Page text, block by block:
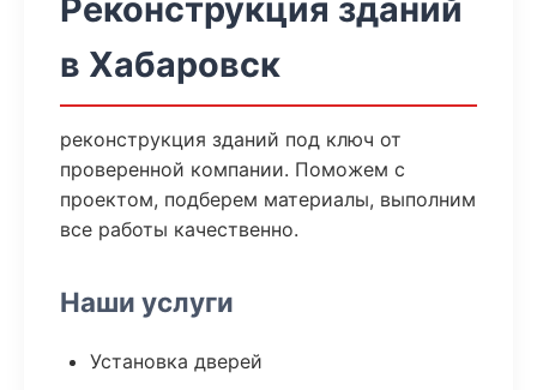
Реконструкция зданий
в Хабаровск
реконструкция зданий под ключ от
проверенной компании. Поможем с
проектом, подберем материалы, выполним
все работы качественно.
Наши услуги
Установка дверей